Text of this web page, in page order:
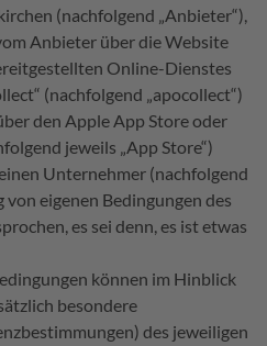
(nachfolgend „Anbieter“),
Anbieter über die Website
Online-Dienstes
(nachfolgend „apocollect“)
den Apple App Store oder
jeweils „App Store“)
Unternehmer (nachfolgend
von eigenen Bedingungen des
es sei denn, es ist etwas
können im Hinblick
besondere
des jeweiligen